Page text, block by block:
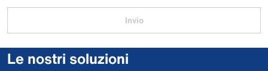
Invio
Le nostri soluzioni